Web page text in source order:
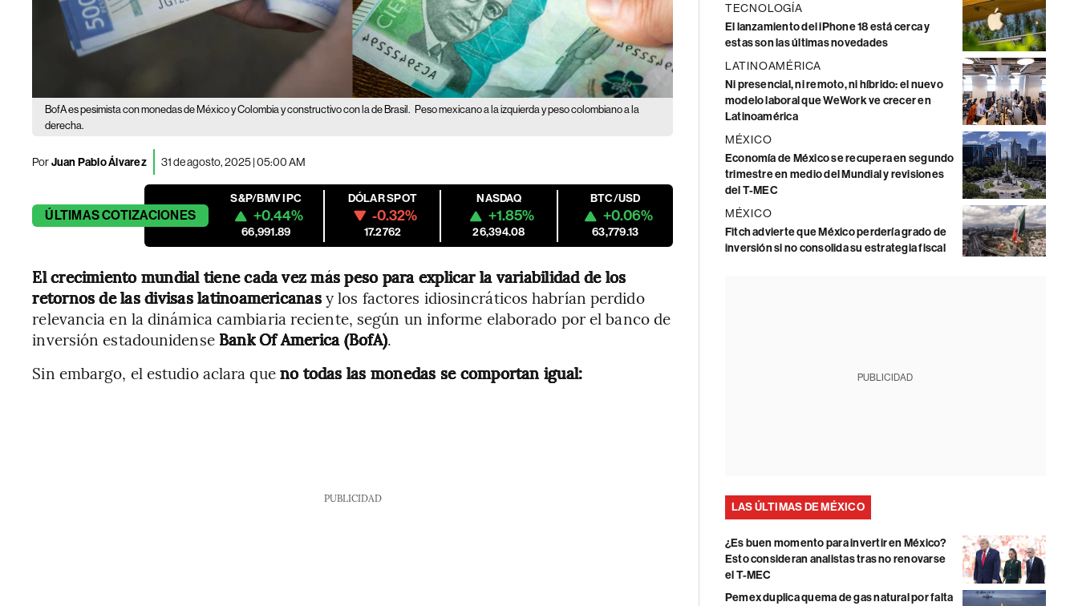
BofA es pesimista con monedas de México y Colombia y constructivo con la de Brasil. Peso mexicano a la izquierda y peso colombiano a la
derecha.
PorJuan Pablo Álvarez 31 de agosto, 2025 | 05:00 AM
ÚLTIMASCOTIZACIONES
S&P/BMV IPC
+0.44%
66,991.89
DÓLAR SPOT
-0.32%
17.2762
NASDAQ
+1.85%
26,394.08
BTC/USD
+0.06%
63,779.13
El crecimiento mundial tiene cada vez más peso para explicar la variabilidad de los
retornos de las divisas latinoamericanasy los factores idiosincráticos habrían perdido
relevancia en la dinámica cambiaria reciente, según un informe elaborado por el banco de
inversión estadounidense Bank Of America (BofA).
Sin embargo, el estudio aclara queno todas las monedas se comportan igual:
PUBLICIDAD
TECNOLOGÍA
El lanzamiento del iPhone 18 está cerca y
estas son las últimas novedades
LATINOAMÉRICA
Ni presencial, ni remoto, ni híbrido: el nuevo
modelo laboral que WeWork ve crecer en
Latinoamérica
MÉXICO
Economía de México se recupera en segundo
trimestre en medio del Mundial y revisiones
del T-MEC
MÉXICO
Fitch advierte que México perdería grado de
inversión si no consolida su estrategia fiscal
PUBLICIDAD
LAS ÚLTIMAS DE MÉXICO
¿Es buen momento para invertir en México?
Esto consideran analistas tras no renovarse
el T-MEC
Pemex duplica quema de gas natural por falta